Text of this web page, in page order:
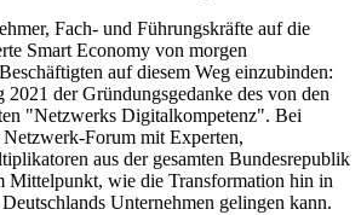
Fach- und Führungskräfte auf die
Smart Economy von morgen
auf diesem Weg einzubinden:
der Gründungsgedanke des von den
"Netzwerks Digitalkompetenz". Bei
Forum mit Experten,
aus der gesamten Bundesrepublik
Mittelpunkt, wie die Transformation hin in
Unternehmen gelingen kann.